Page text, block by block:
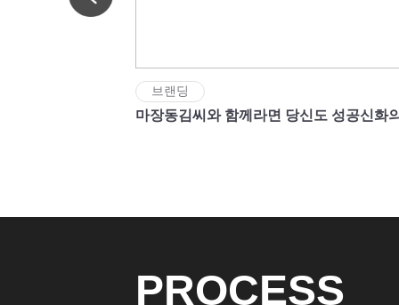
브랜딩
마장동김씨와 함께라면 당신도 성공신화
PROCESS